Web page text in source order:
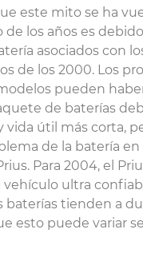
este mito se ha
los años es
asociados con
de los 2000. Los
pueden
de baterías
útil más corta,
de la batería
Para 2004, el
ultra
baterías tienden a
esto puede variar